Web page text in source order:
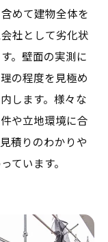
めて建物全体を
社として劣化状
。壁面の実測に
の程度を見極め
します。様々な
や立地環境に合
積りのわかりや
ています。